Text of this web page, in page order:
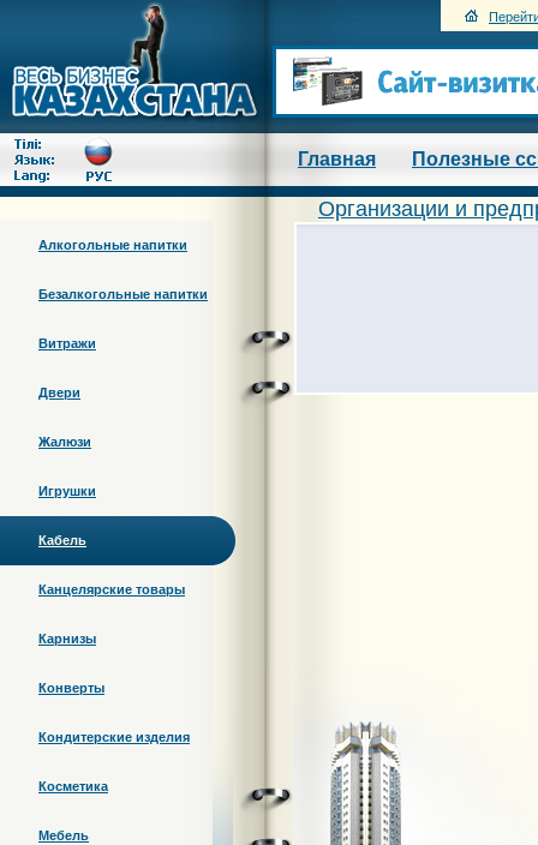
Главная Полезные
Алкогольные напитки
Безалкогольные напитки
Витражи
Двери
Жалюзи
Игрушки
Кабель
Канцелярские товары
Карнизы
Конверты
Кондитерские изделия
Косметика
Мебель
Организации и